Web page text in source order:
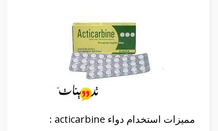
مميزات استخدام دواء acticarbine :